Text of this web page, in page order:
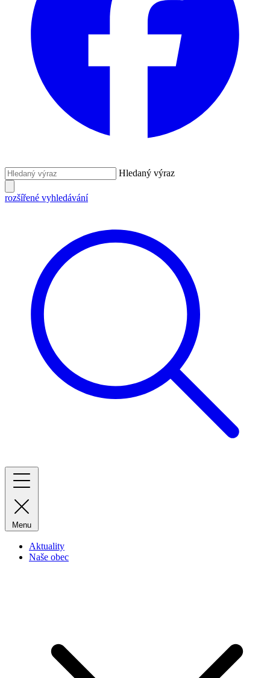
Hledaný výraz
rozšířené vyhledávání
Menu
Aktuality
Naše obec